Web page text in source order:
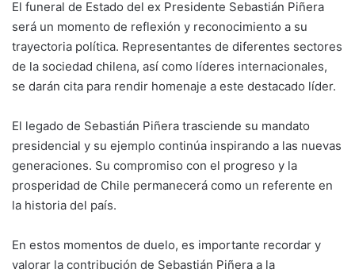
El funeral de Estado del ex Presidente Sebastián Piñera
será un momento de reflexión y reconocimiento a su
trayectoria política. Representantes de diferentes sectores
de la sociedad chilena, así como líderes internacionales,
se darán cita para rendir homenaje a este destacado líder.
El legado de Sebastián Piñera trasciende su mandato
presidencial y su ejemplo continúa inspirando a las nuevas
generaciones. Su compromiso con el progreso y la
prosperidad de Chile permanecerá como un referente en
la historia del país.
En estos momentos de duelo, es importante recordar y
valorar la contribución de Sebastián Piñera a la